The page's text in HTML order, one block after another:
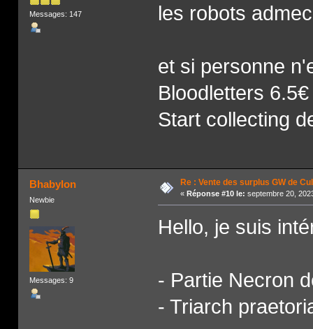
Messages: 147 les robots
et si personne
Bloodletters 6.5€
Start collecting
Bhabylon
Newbie
Messages: 9
Re : Vente des surplus GW de
« Réponse #10 le: septembre 20,
Hello, je suis
- Partie Necron
- Triarch